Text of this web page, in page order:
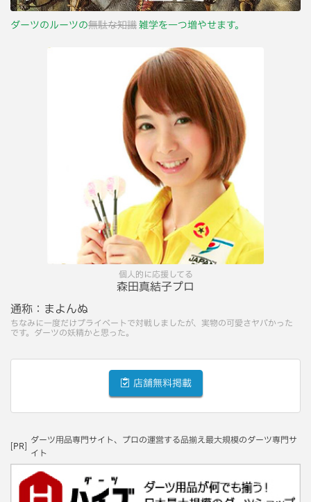
ダーツのルーツの無駄な知識雑学を一つ増やせます。
個人的に応援してる
森田真結子プロ
通称： まよんぬ
ちなみに一度だけプライベートで対戦しましたが、実物の可愛さヤバかった
です。ダーツの妖精かと思った。
店舗無料掲載
[PR]
ダーツ用品専門サイト、プロの運営する品揃え最大規模のダーツ専門サ
イト